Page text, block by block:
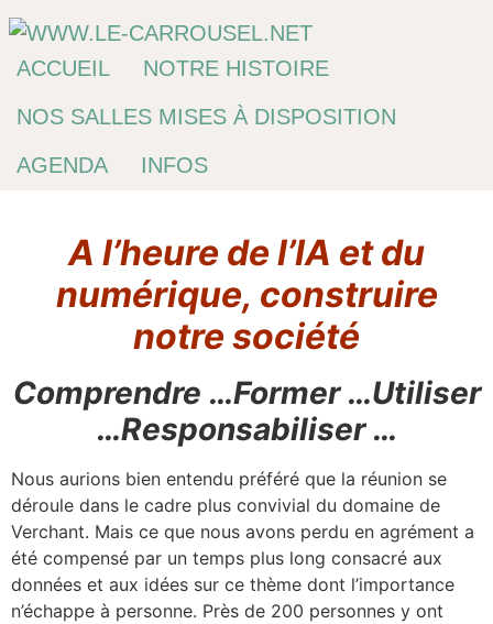
Passer
au
contenu
ACCUEIL
NOTRE HISTOIRE
NOS SALLES MISES À DISPOSITION
AGENDA
INFOS
A l’heure de l’IA et du
numérique, construire
notre société
Comprendre …Former …Utiliser
…Responsabiliser …
Nous aurions bien entendu préféré que la réunion se
déroule dans le cadre plus convivial du domaine de
Verchant. Mais ce que nous avons perdu en agrément a
été compensé par un temps plus long consacré aux
données et aux idées sur ce thème dont l’importance
n’échappe à personne. Près de 200 personnes y ont